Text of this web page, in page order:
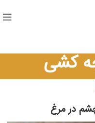
کشی
در مرغ